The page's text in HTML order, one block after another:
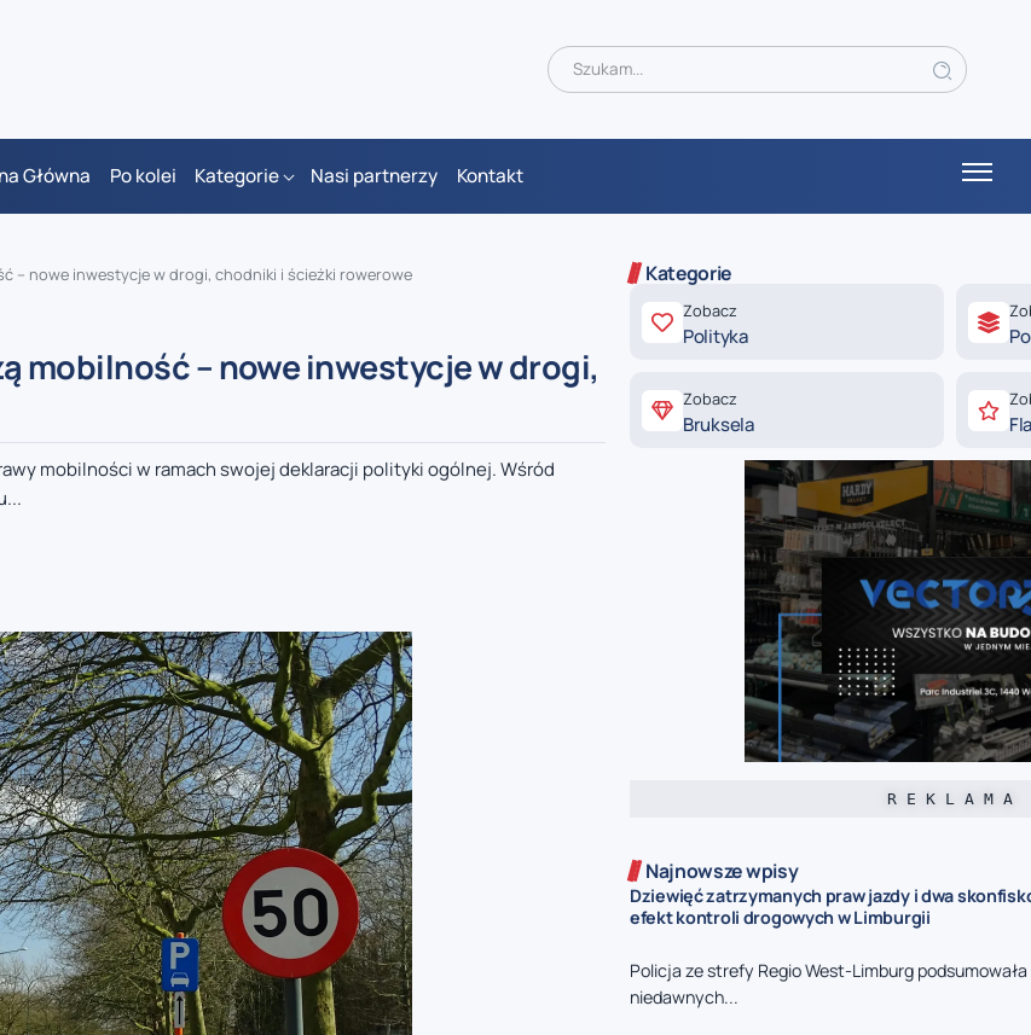
Główna Po kolei Kategorie Nasi partnerzy Kontakt
– nowe inwestycje w drogi, chodniki i ścieżki rowerowe
mobilność – nowe inwestycje w drogi,
mobilności w ramach swojej deklaracji polityki ogólnej. Wśród
Kategorie
Zobacz
Polityka
Zobacz
Bruksela
R E K L A M A
Najnowsze wpisy
Dziewięć zatrzymanych praw jazdy i dwa
efekt kontroli drogowych w Limburgii
Policja ze strefy Regio West-Limburg
niedawnych...